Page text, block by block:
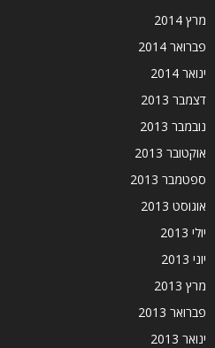
מרץ 2014
פברואר 2014
ינואר 2014
דצמבר 2013
נובמבר 2013
אוקטובר 2013
ספטמבר 2013
אוגוסט 2013
יולי 2013
יוני 2013
מרץ 2013
פברואר 2013
ינואר 2013